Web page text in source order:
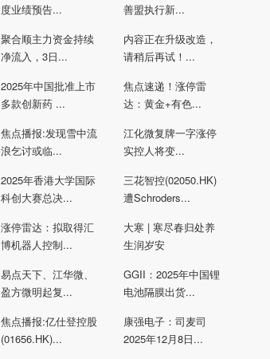
度业绩预告...
善盟执行新...
聚合顺主力资金持续
净流入，3日...
内容正在升级改造，
请稍后再试！...
2025年中国批准上市
多款创新药 ...
焦点速递！涨停雷
达：黄金+有色...
焦点播报:发现雪中流
浪乞讨或临...
江化微复牌一字涨停
实控人将变...
2025年香港大学国际
科创大赛总决...
三花智控(02050.HK)
遭Schroders...
涨停雷达：拟取得汇
博机器人控制...
大寒 | 寒尽春归处养
生润岁安
易点天下、江华微、
盈方微明起复...
GGII：2025年中国锂
电池隔膜出货...
焦点播报:亿仕登控股
(01656.HK)...
康强电子：司麦司
2025年12月8日...